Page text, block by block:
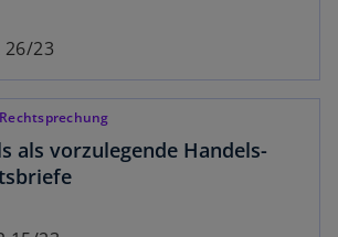
26/23
als vorzulegende Handels-